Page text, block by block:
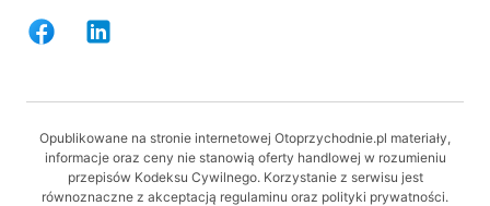
Opublikowane na stronie internetowej Otoprzychodnie.pl materiały,
informacje oraz ceny nie stanowią oferty handlowej w rozumieniu
przepisów Kodeksu Cywilnego. Korzystanie z serwisu jest
równoznaczne z akceptacją regulaminu oraz polityki prywatności.